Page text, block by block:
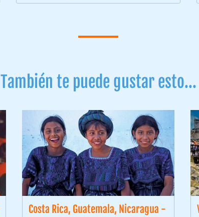
También te puede gustar esto...
Costa Rica, Guatemala, Nicaragua -